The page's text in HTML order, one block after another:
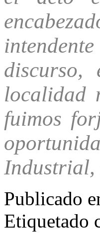
localidad
fuimos
Industrial,
Publicado
Etiquetado